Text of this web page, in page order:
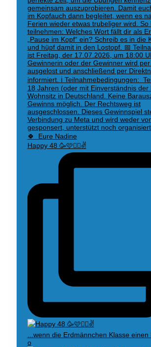
Happy 48 🥳🩷🧚‍♀️✌️
...wenn die Erdmännchen Klasse einen
o